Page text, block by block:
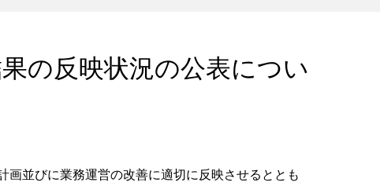
の反映状況の公表につい
並びに業務運営の改善に適切に反映させるととも